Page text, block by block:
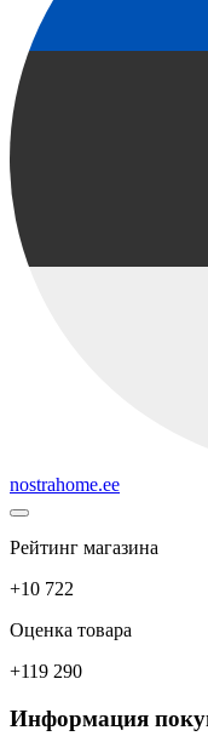
nostrahome.ee
Рейтинг магазина
+10 722
Оценка товара
+119 290
Информация